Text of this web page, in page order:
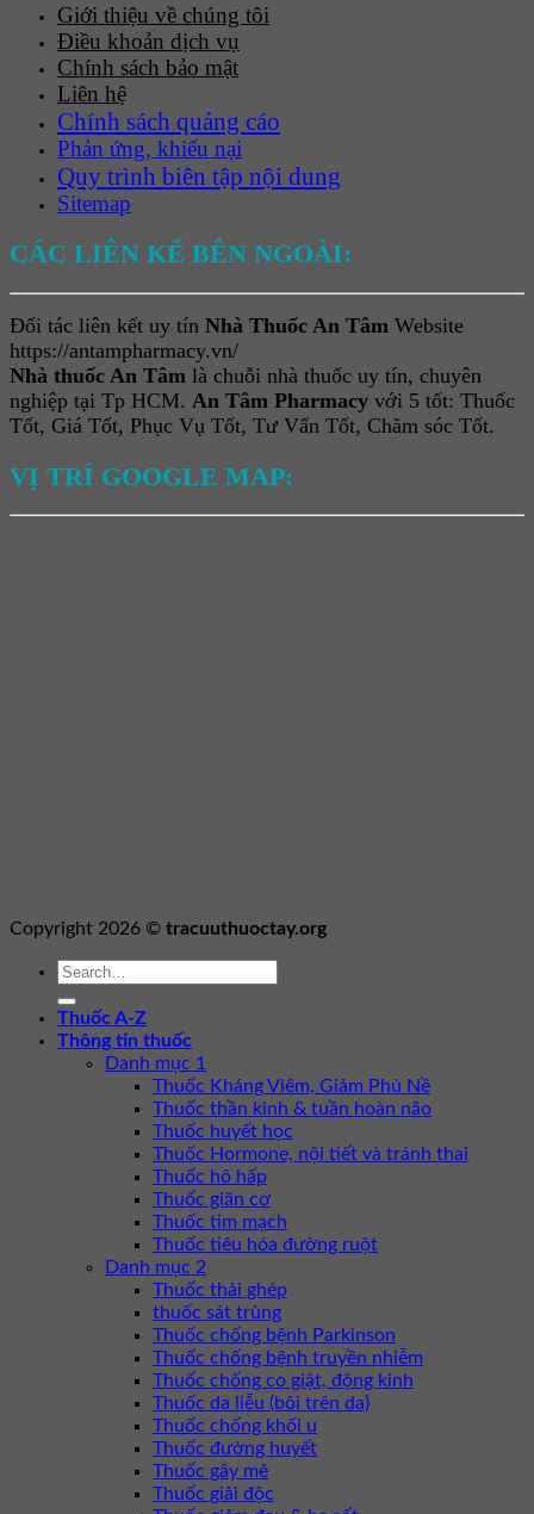
Giới thiệu về chúng tôi
Điều khoản dịch vụ
Chính sách bảo mật
Liên hệ
Chính sách quảng cáo
Phản ứng, khiếu nại
Quy trình biên tập nội dung
Sitemap
CÁC LIÊN KẾ BÊN NGOÀI:
Đối tác liên kết uy tín Nhà Thuốc An Tâm Website
https://antampharmacy.vn/
Nhà thuốc An Tâm là chuỗi nhà thuốc uy tín, chuyên
nghiệp tại Tp HCM. An Tâm Pharmacy với 5 tốt: Thuốc
Tốt, Giá Tốt, Phục Vụ Tốt, Tư Vấn Tốt, Chăm sóc Tốt.
VỊ TRÍ GOOGLE MAP:
Copyright 2026 © tracuuthuoctay.org
Thuốc A-Z
Thông tin thuốc
Danh mục 1
Thuốc Kháng Viêm, Giảm Phù Nề
Thuốc thần kinh & tuần hoàn não
Thuốc huyết học
Thuốc Hormone, nội tiết và tránh thai
Thuốc hô hấp
Thuốc giãn cơ
Thuốc tim mạch
Thuốc tiêu hóa đường ruột
Danh mục 2
Thuốc thải ghép
thuốc sát trùng
Thuốc chống bệnh Parkinson
Thuốc chống bệnh truyền nhiễm
Thuốc chống co giật, động kinh
Thuốc da liễu (bôi trên da)
Thuốc chống khối u
Thuốc đường huyết
Thuốc gây mê
Thuốc giải độc